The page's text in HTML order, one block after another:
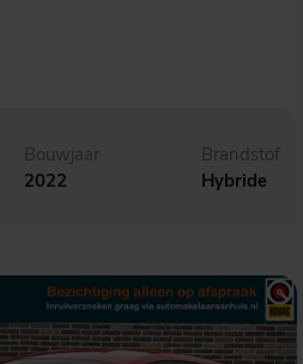
Bouwjaar
2022
Brandstof
Hybride